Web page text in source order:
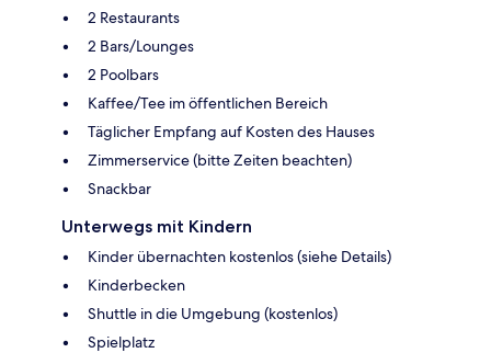
2 Restaurants
2 Bars/Lounges
2 Poolbars
Kaffee/Tee im öffentlichen Bereich
Täglicher Empfang auf Kosten des Hauses
Zimmerservice (bitte Zeiten beachten)
Snackbar
Unterwegs mit Kindern
Kinder übernachten kostenlos (siehe Details)
Kinderbecken
Shuttle in die Umgebung (kostenlos)
Spielplatz